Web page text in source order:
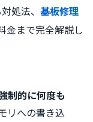
処法、 基板修理
金まで完全解説し
制的に何度も
リへの書き込